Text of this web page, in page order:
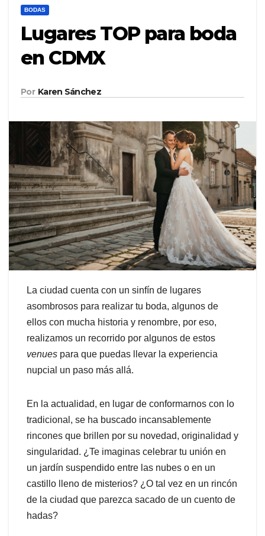
BODAS
Lugares TOP para boda
en CDMX
Por Karen Sánchez
La ciudad cuenta con un sinfín de lugares
asombrosos para realizar tu boda, algunos de
ellos con mucha historia y renombre, por eso,
realizamos un recorrido por algunos de estos
venues para que puedas llevar la experiencia
nupcial un paso más allá.
En la actualidad, en lugar de conformarnos con lo
tradicional, se ha buscado incansablemente
rincones que brillen por su novedad, originalidad y
singularidad. ¿Te imaginas celebrar tu unión en
un jardín suspendido entre las nubes o en un
castillo lleno de misterios? ¿O tal vez en un rincón
de la ciudad que parezca sacado de un cuento de
hadas?